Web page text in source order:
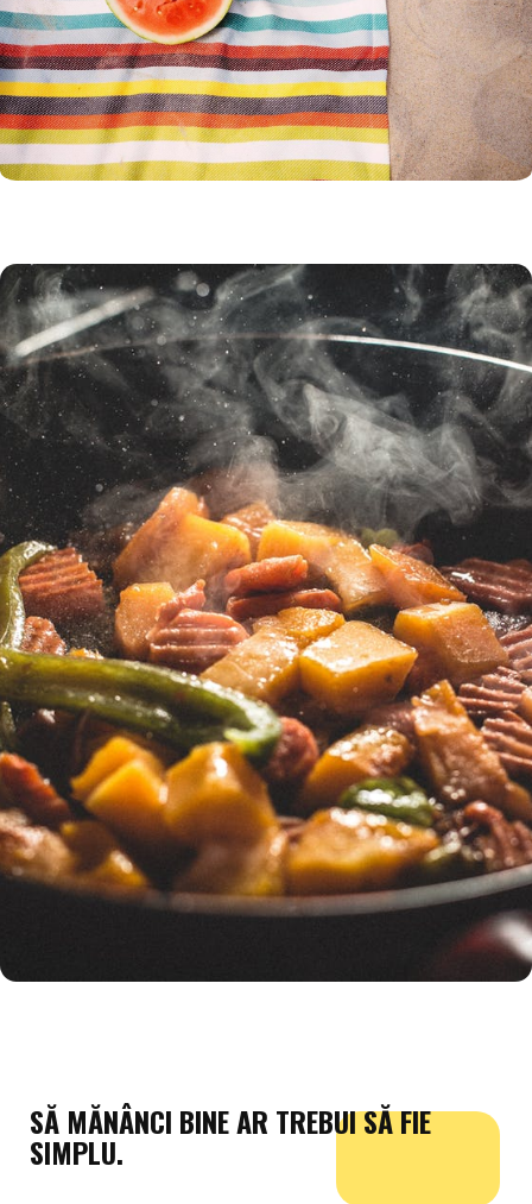
SĂ MĂNÂNCI BINE AR TREBUI SĂ FIE
SIMPLU.